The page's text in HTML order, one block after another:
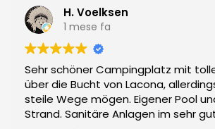
H. Voelksen
1 mese fa
Sehr schöner Campingplatz mit
über die Bucht von Lacona,
steile Wege mögen. Eigener Pool
Strand. Sanitäre Anlagen im sehr